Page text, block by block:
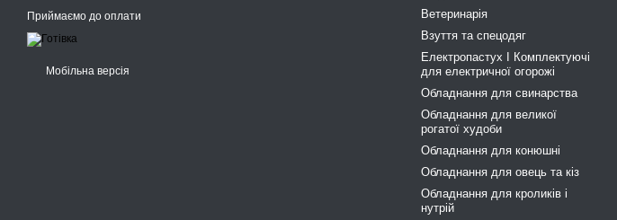
Приймаємо до оплати
Мобільна версія
Ветеринарія
Взуття та спецодяг
Електропастух І Комплектуючі
для електричної огорожі
Обладнання для свинарства
Обладнання для великої
рогатої худоби
Обладнання для конюшні
Обладнання для овець та кіз
Обладнання для кроликів і
нутрій